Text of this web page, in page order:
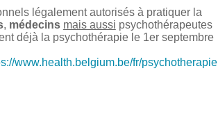
légalement autorisés à pratiquer la
, médecins mais aussi psychothérapeutes
déjà la psychothérapie le 1er septembre
www.health.belgium.be/fr/psychotherapie